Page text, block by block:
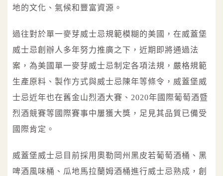
地的文化、氣候和豐富資源。
過往對於單一麥芽威士忌規範模糊的美國，在威蓋堡
威士忌創辦人多年努力推廣之下，近期即將通過法
案，為美國單一麥芽威士忌制定各項法規，嚴格規範
生產原料、製作方式與威士忌陳年等條令，威蓋堡威
士忌近年也在舊金山烈酒大賽、2020年國際葡萄酒暨
烈酒競賽等國際賽事中屢獲大獎，足見其品質已備受
國際肯定。
威蓋堡威士忌目前採用奧勒岡州黑皮若葡萄酒桶、黑
啤酒風味桶、瓜地馬拉蘭姆酒桶進行威士忌熟成，創